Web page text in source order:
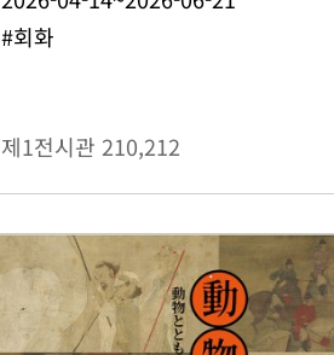
#회화
제1전시관 210,212